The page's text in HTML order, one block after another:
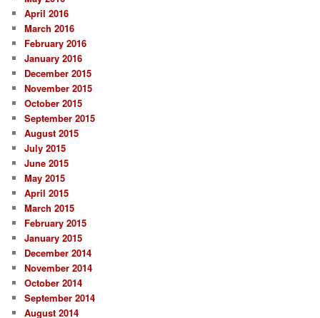
April 2016
March 2016
February 2016
January 2016
December 2015
November 2015
October 2015
September 2015
August 2015
July 2015
June 2015
May 2015
April 2015
March 2015
February 2015
January 2015
December 2014
November 2014
October 2014
September 2014
August 2014